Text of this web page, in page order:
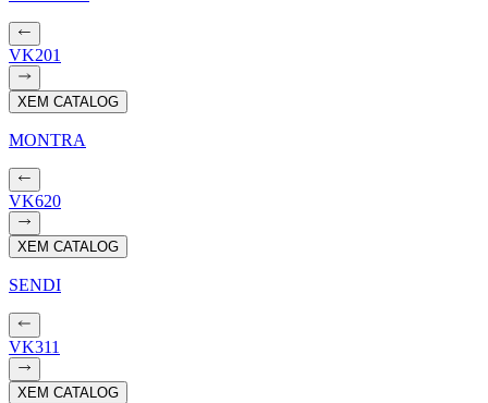
VK201
XEM CATALOG
MONTRA
VK620
XEM CATALOG
SENDI
VK311
XEM CATALOG